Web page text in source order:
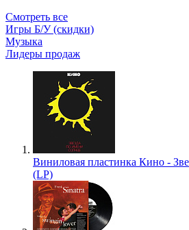
Смотреть все
Игры Б/У (скидки)
Музыка
Лидеры продаж
Виниловая пластинка Кино -
(LP)